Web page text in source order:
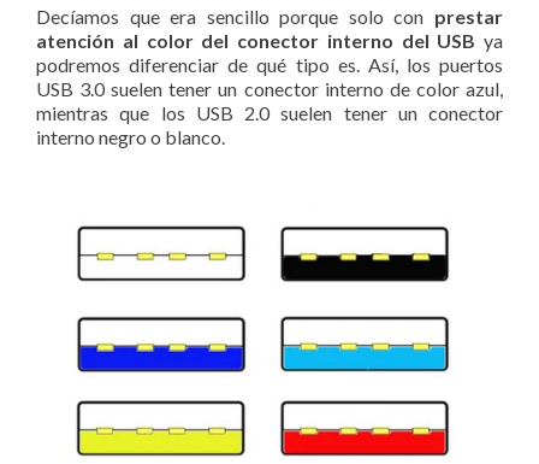
Decíamos que era sencillo porque solo con prestar
atención al color del conector interno del USB ya
podremos diferenciar de qué tipo es. Así, los puertos
USB 3.0 suelen tener un conector interno de color azul,
mientras que los USB 2.0 suelen tener un conector
interno negro o blanco.